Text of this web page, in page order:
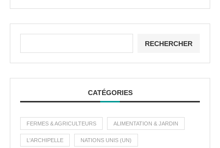
RECHERCHER
CATÉGORIES
FERMES & AGRICULTEURS ALIMENTATION & JARDIN
L'ARCHIPELLE NATIONS UNIS (UN)